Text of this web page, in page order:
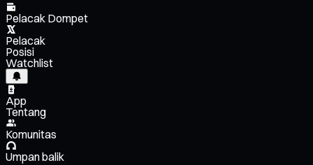
Pelacak Dompet
Pelacak
Posisi
Watchlist
App
Tentang
Komunitas
Umpan balik